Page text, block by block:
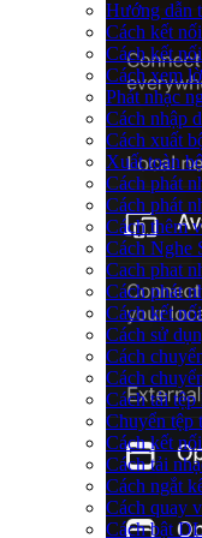
Hướng dẫn
Cách kết
Cách kết
Cách xem
Phát nhạc
Cách nhập
Cách xuất
Xuất toàn
Cách phát
Cách phát
Cách thêm
Cách Nghe
Cach phat
Cách phát
Cách kết
Cách sử
Cách
Cách
Cách tải
Chuyển tệp
Cách kết
Cách tải
Cách ngắt
Cách quay
Cách bật